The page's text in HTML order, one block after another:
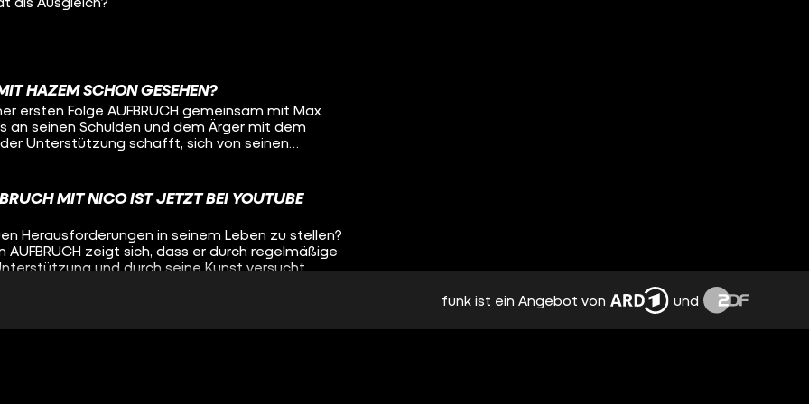
HAZEM SCHON GESEHEN?
ersten Folge AUFBRUCH gemeinsam mit Max
an seinen Schulden und dem Ärger mit dem
Unterstützung schafft, sich von seinen
MIT NICO IST JETZT BEI YOUTUBE
Herausforderungen in seinem Leben zu stellen?
AUFBRUCH zeigt sich, dass er durch regelmäßige
und durch seine Kunst versucht,
zu verfallen. Wird Nicos großer Traum zum
funk ist ein Angebot von und